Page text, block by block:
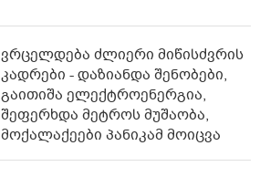
ვრცელდება ძლიერი მიწისძვრის
კადრები - დაზიანდა შენობები,
გაითიშა ელექტროენერგია,
შეფერხდა მეტროს მუშაობა,
მოქალაქეები პანიკამ მოიცვა